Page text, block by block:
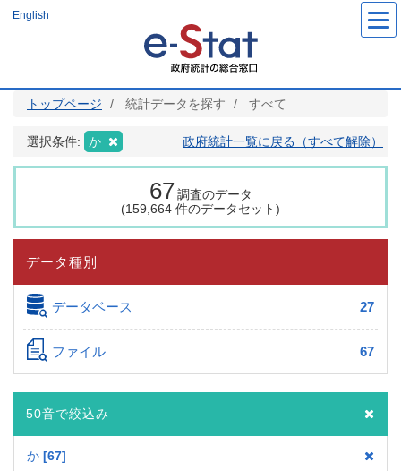
ツ
English
トップページ 統計データを探す すべて
選択条件: か 政府統計一覧に戻る（すべて解除）
67 調査のデータ
(159,664 件のデータセット)
データ種別
データベース 27
ファイル 67
50音で絞込み
か 67